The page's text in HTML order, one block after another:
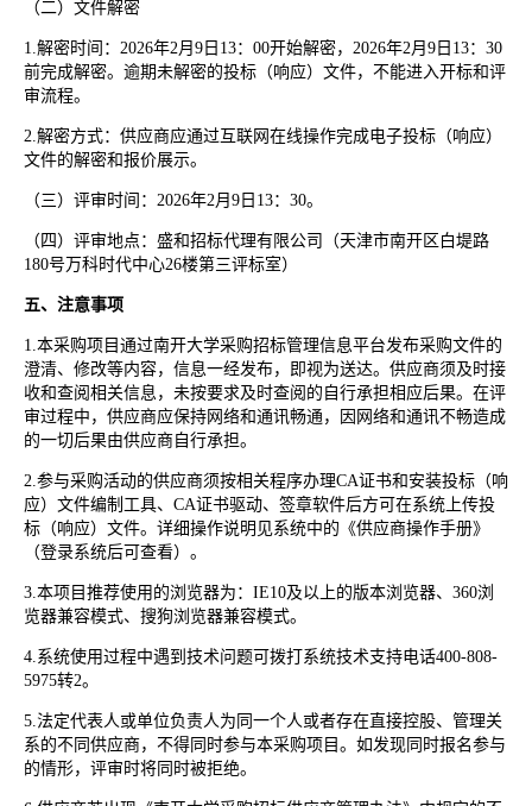
（二）文件解密
1.解密时间 ： 2026年2月9日13：00开始解密，2026年2月9日13：30
前完成解密。逾期未解密的投标（响应）文件，不能进入开标和评
审流程。
2.解密方式：供应商应通过互联网在线操作完成电子投标（响应）
文件的解密和报价展示。
（三） 评审时间 ： 2026年2月9日13：30。
（四） 评审地点 ：盛和招标代理有限公司（天津市南开区白堤路
180号万科时代中心26楼第三评标室）
五、注意事项
1.本采购项目通过南开大学采购招标管理信息平台发布采购文件的
澄清、修改等内容，信息一经发布，即视为送达。供应商须及时接
收和查阅相关信息，未按要求及时查阅的自行承担相应后果。在评
审过程中，供应商应保持网络和通讯畅通，因网络和通讯不畅造成
的一切后果由供应商自行承担。
2.参与采购活动的供应商须按相关程序办理CA证书和安装投标（响
应）文件编制工具、CA证书驱动、签章软件后方可在系统上传投
标（响应）文件。详细操作说明见系统中的《供应商操作手册》
（登录系统后可查看）。
3.本项目推荐使用的浏览器为：IE10及以上的版本浏览器、360浏
览器兼容模式、搜狗浏览器兼容模式。
4.系统使用过程中遇到技术问题可拨打系统技术支持电话400-808-
5975转2。
5.法定代表人或单位负责人为同一个人或者存在直接控股、管理关
系的不同供应商，不得同时参与本采购项目。如发现同时报名参与
的情形，评审时将同时被拒绝。